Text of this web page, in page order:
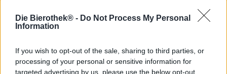
Die Bierothek® - Do Not Process My Personal
Information
If you wish to opt-out of the sale, sharing to third parties, or
processing of your personal or sensitive information for
targeted advertising by us, please use the below opt-out